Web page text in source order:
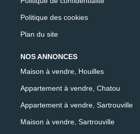
Politique des cookies
Plan du site
NOS ANNONCES
Maison à vendre, Houilles
Appartement à vendre, Chatou
Appartement à vendre, Sartrouville
Maison à vendre, Sartrouville